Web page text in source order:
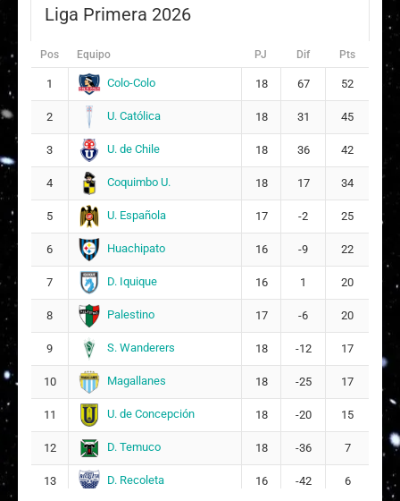
Liga Primera 2026
Pos Equipo PJ Dif Pts
1 Colo-Colo 18 67 52
2 U. Católica 18 31 45
3 U. de Chile 18 36 42
4 Coquimbo U. 18 17 34
5 U. Española 17 -2 25
6 Huachipato 16 -9 22
7 D. Iquique 16 1 20
8 Palestino 17 -6 20
9 S. Wanderers 18 -12 17
10 Magallanes 18 -25 17
11 U. de Concepción 18 -20 15
12 D. Temuco 18 -36 7
13 D. Recoleta 16 -42 6